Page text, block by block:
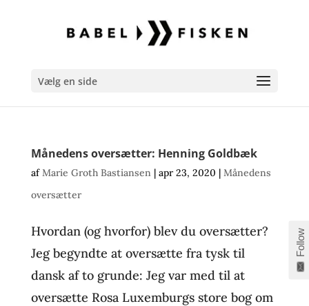
Vælg en side
Månedens oversætter: Henning Goldbæk
afMarie Groth Bastiansen| apr 23, 2020 | Månedens
oversætter
Hvordan (og hvorfor) blev du oversætter?
Jeg begyndte at oversætte fra tysk til
dansk af to grunde: Jeg var med til at
oversætte Rosa Luxemburgs store bog om
Follow